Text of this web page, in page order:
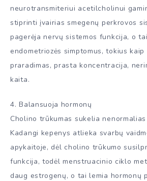
neurotransmiteriui acetilcholinui
stiprinti įvairias smegenų perkrovos
pagerėja nervų sistemos funkcija, o
endometriozės simptomus, tokius
praradimas, prasta koncentracija,
kaita.
4. Balansuoja hormonų
Cholino trūkumas sukelia
Kadangi kepenys atlieka svarbų
apykaitoje, dėl cholino trūkumo
funkcija, todėl menstruacinio ciklo
daug estrogenų, o tai lemia hormonų